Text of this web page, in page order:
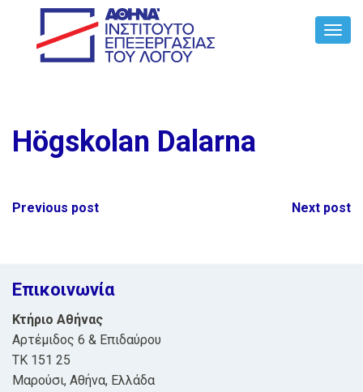
Högskolan Dalarna
Post
Previous post Next post
Επικοινωνία
Κτήριο Αθήνας
Αρτέμιδος 6 & Επιδαύρου
ΤΚ 151 25
Μαρούσι, Αθήνα, Ελλάδα